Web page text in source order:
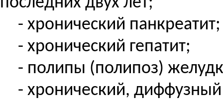
- хронический панкреатит;
- хронический гепатит;
- полипы (полипоз)
- хронический,